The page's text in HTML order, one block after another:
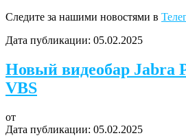
Следите за нашими новостями в
Дата публикации: 05.02.2025
Новый видеобар Jabra
VBS
от
Дата публикации: 05.02.2025